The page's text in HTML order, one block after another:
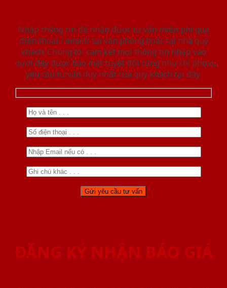
Nhập thông tin để nhận được tư vấn miễn phí qua
điện thoại / email/ tại văn phòng hoặc tại nhà quý
khách. Chúng tôi cam kết mọi thông tin nhập vào
dưới đây được bảo mật tuyệt đối cũng như chỉ phục vụ
yêu cầu tư vấn duy nhất của quý khách tại đây.
ĐĂNG KÝ NHẬN BÁO GIÁ